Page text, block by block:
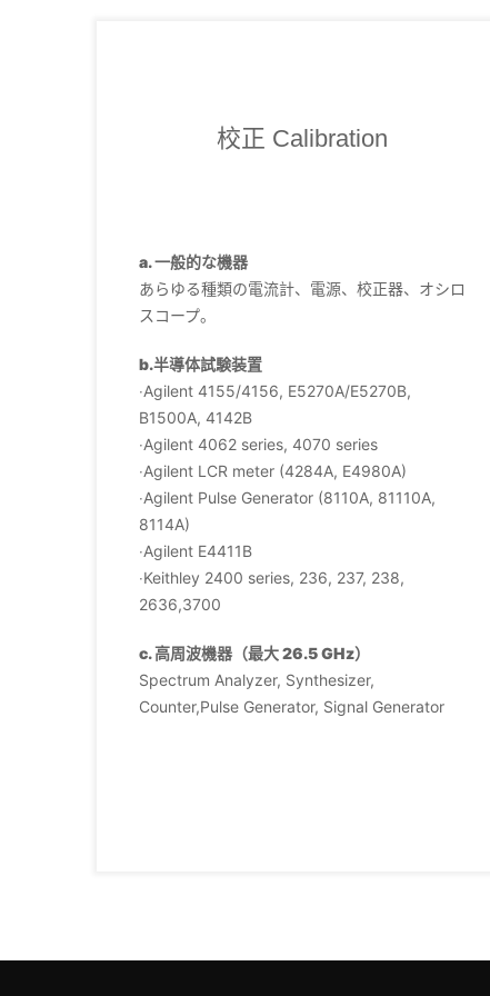
校正 Calibration
a. 一般的な機器
あらゆる種類の電流計、電源、校正器、オシロ
スコープ。
b.半導体試験装置
‧Agilent 4155/4156, E5270A/E5270B,
B1500A, 4142B
‧Agilent 4062 series, 4070 series
‧Agilent LCR meter (4284A, E4980A)
‧Agilent Pulse Generator (8110A, 81110A,
8114A)
‧Agilent E4411B
‧Keithley 2400 series, 236, 237, 238,
2636,3700
c. 高周波機器（最大 26.5 GHz）
Spectrum Analyzer, Synthesizer,
Counter,Pulse Generator, Signal Generator